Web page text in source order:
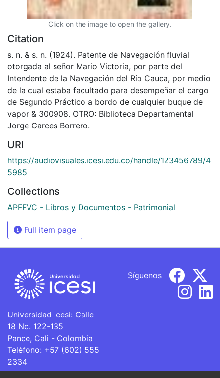
Click on the image to open the gallery.
Citation
s. n. & s. n. (1924). Patente de Navegación fluvial
otorgada al señor Mario Victoria, por parte del
Intendente de la Navegación del Río Cauca, por medio
de la cual estaba facultado para desempeñar el cargo
de Segundo Práctico a bordo de cualquier buque de
vapor & 300908. OTRO: Biblioteca Departamental
Jorge Garces Borrero.
URI
https://audiovisuales.icesi.edu.co/handle/123456789/4
5985
Collections
APFFVC - Libros y Documentos - Patrimonial
Full item page
Universidad Icesi: Calle
18 No. 122-135
Pance, Cali - Colombia
Teléfono: +57 (602) 555
2334
ventanillaunica@icesi.edu.co
Síguenos